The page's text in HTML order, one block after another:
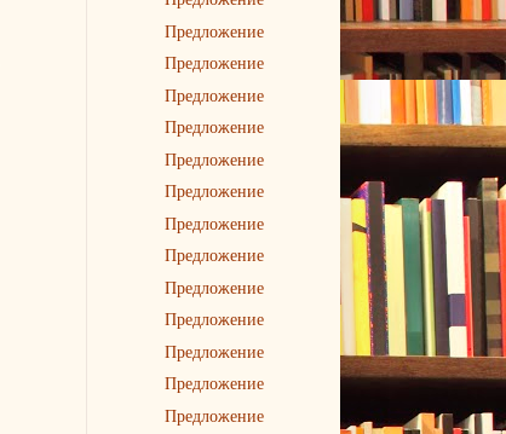
Предложение
Предложение
Предложение
Предложение
Предложение
Предложение
Предложение
Предложение
Предложение
Предложение
Предложение
Предложение
Предложение